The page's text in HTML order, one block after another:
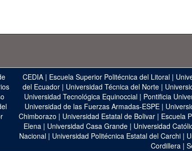
CEDIA | Escuela Superior Politécnica del Litoral |
del Ecuador| Universidad Técnica del Norte|
Universidad Tecnológica Equinoccial| Pontificia
Universidad de las Fuerzas Armadas-ESPE |
Chimborazo | Universidad Estatal de Bolivar| Escuela
Elena | Universidad Casa Grande | Universidad
Nacional | Universidad Politécnica Estatal del Carchi |
Cordillera|